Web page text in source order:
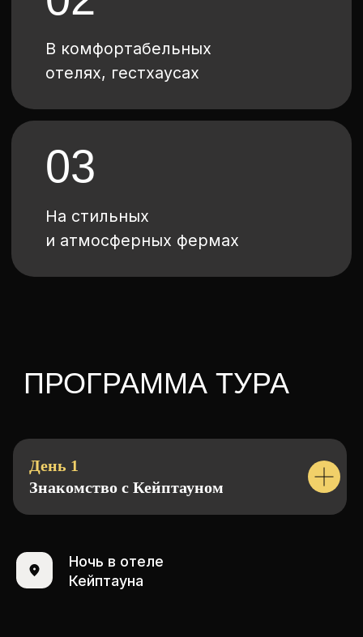
День 1
Знакомство с Кейптауном
Ночь в отеле
Кейптауна